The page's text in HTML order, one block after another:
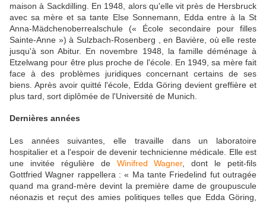
maison à Sackdilling. En 1948, alors qu'elle vit près de Hersbruck
avec sa mère et sa tante Else Sonnemann, Edda entre à la St
Anna-Mädchenoberrealschule (« École secondaire pour filles
Sainte-Anne ») à Sulzbach-Rosenberg , en Bavière, où elle reste
jusqu'à son Abitur. En novembre 1948, la famille déménage à
Etzelwang pour être plus proche de l'école. En 1949, sa mère fait
face à des problèmes juridiques concernant certains de ses
biens. Après avoir quitté l'école, Edda Göring devient greffière et
plus tard, sort diplômée de l'Université de Munich.
Dernières années
Les années suivantes, elle travaille dans un laboratoire
hospitalier et a l'espoir de devenir technicienne médicale. Elle est
une invitée régulière de Winifred Wagner, dont le petit-fils
Gottfried Wagner rappellera : « Ma tante Friedelind fut outragée
quand ma grand-mère devint la première dame de groupuscule
néonazis et reçut des amies politiques telles que Edda Göring,